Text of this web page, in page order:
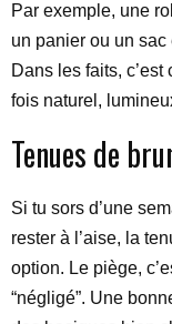
Par exemple, une
un panier ou un
Dans les faits,
fois naturel,
Tenues de
Si tu sors d’une
rester à l’aise, la
option. Le piège,
“négligé”. Une